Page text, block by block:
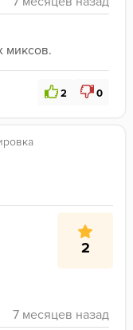
миксов.
2 0
2